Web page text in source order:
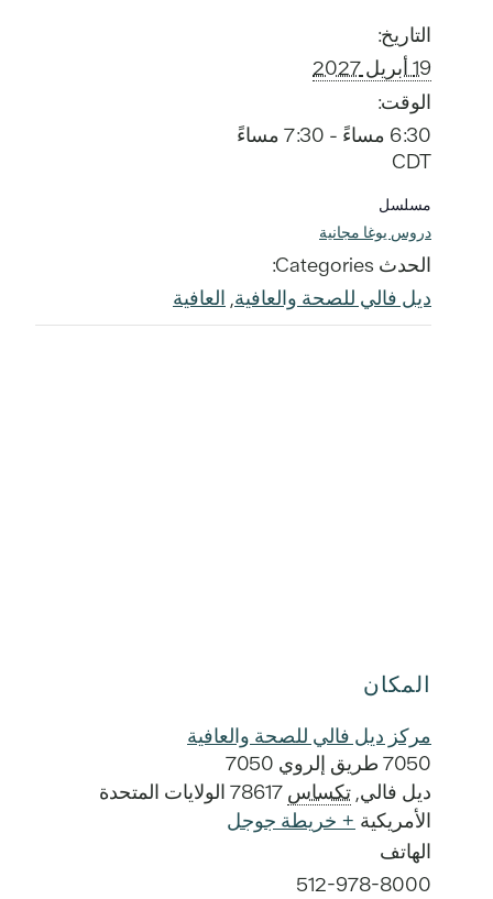
التاريخ:
19 أبريل 2027
الوقت:
6:30 مساءً - 7:30 مساءً
CDT
مسلسل
دروس يوغا مجانية
الحدث Categories:
ديل فالي للصحة والعافية, العافية
المكان
مركز ديل فالي للصحة والعافية
7050 طريق إلروي 7050
ديل فالي, تكساس 78617 الولايات المتحدة
الأمريكية + خريطة جوجل
الهاتف
512-978-8000